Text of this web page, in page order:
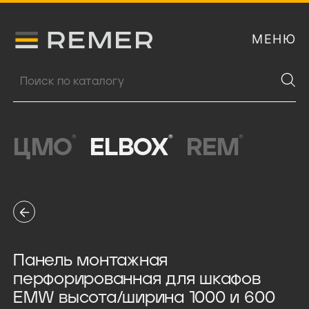
Логитип компании Remer МЕНЮ
Поиск продукции
ЦМО® ELBOX® REM ®
Панель монтажная
перфорированная для шкафов
EMW высота/ширина 1000 и 600